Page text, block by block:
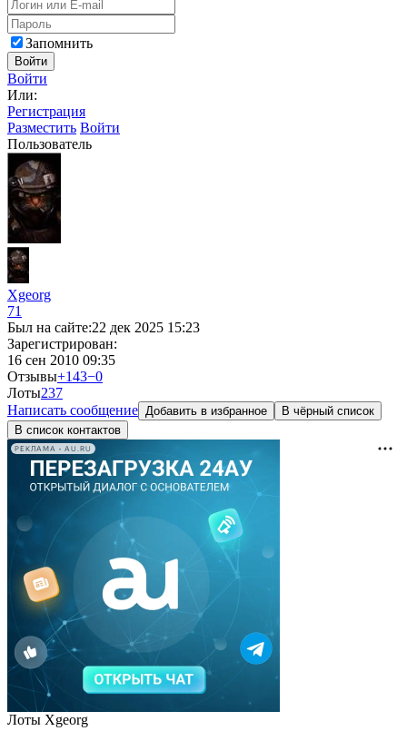
Запомнить
Войти
Войти
Или:
Регистрация
Разместить Войти
Пользователь
Xgeorg
71
Был на сайте:22 дек 2025 15:23
Зарегистрирован:
16 сен 2010 09:35
Отзывы+143−0
Лоты237
Написать сообщение Добавить в избранное
В чёрный список
В список контактов
РЕКЛАМА • AU.RU
Лоты Xgeorg